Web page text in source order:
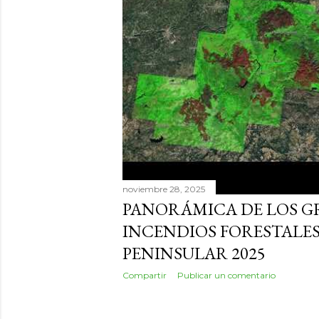
d
a
s
noviembre 28, 2025
PANORÁMICA DE LOS
INCENDIOS
PENINSULAR 2025
Compartir Publicar un comentario